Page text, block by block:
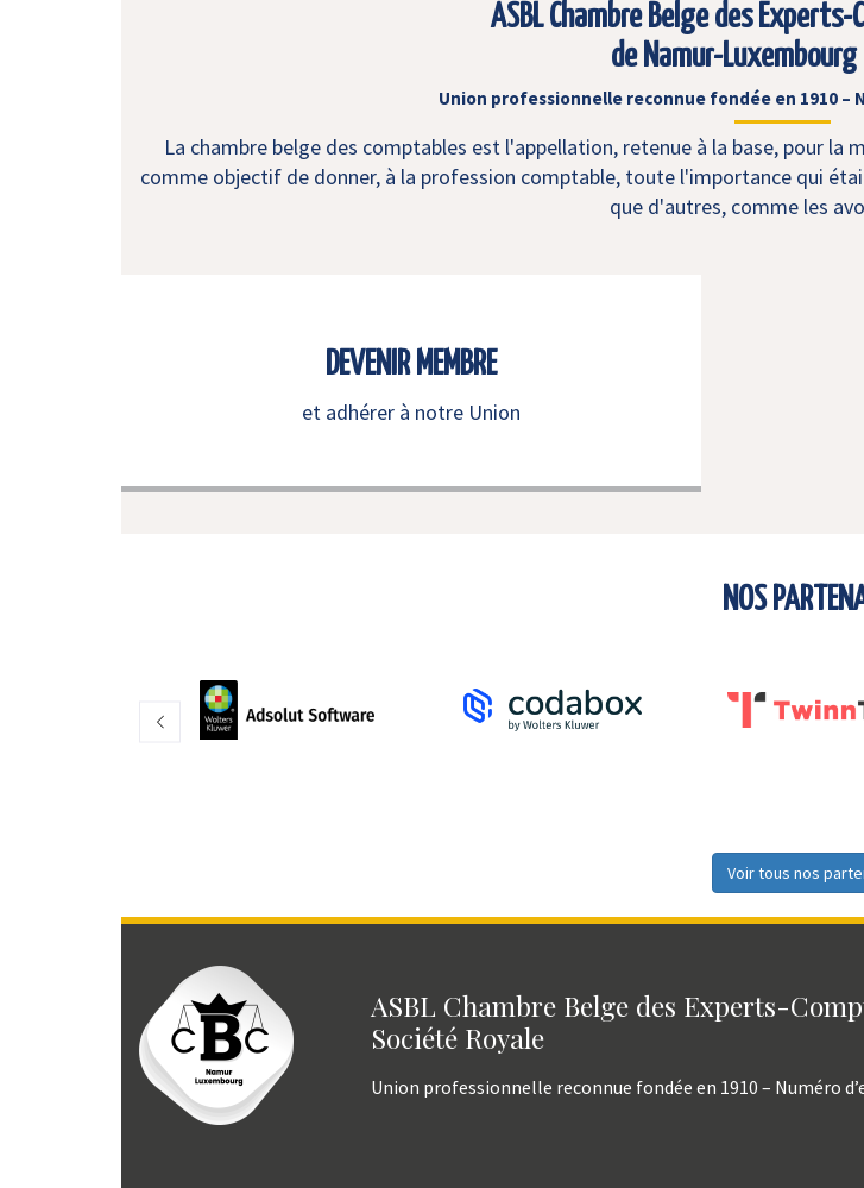
ASBL Chambre Belge des
de Namur-
Union professionnelle reconnue fondée en 1910 –
La chambre belge des comptables est l'appellation, retenue à la base, pour
comme objectif de donner, à la profession comptable, toute l'importance qui
que d'autres, comme les
DEVENIR MEMBRE
et adhérer à notre Union
NOS
Voir tous nos
ASBL Chambre Belge des Experts-
Société Royale
Union professionnelle reconnue fondée en 1910 – Numéro